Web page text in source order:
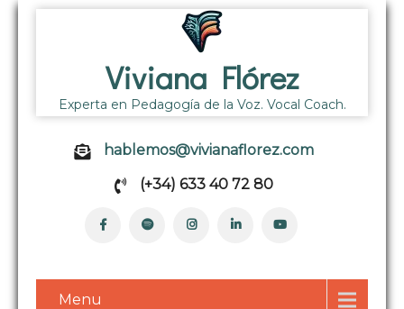
Viviana Flórez
Experta en Pedagogía de la Voz. Vocal Coach.
hablemos@vivianaflorez.com
(+34) 633 40 72 80
Menu